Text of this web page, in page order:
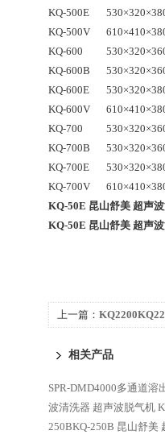
KQ-500E
KQ-500V
KQ-600
KQ-600B
KQ-600E
KQ-600V
KQ-700
KQ-700B
KQ-700E
KQ-700V
KQ-50E 昆山舒美 超声
KQ-50E 昆山舒美 超声
上一篇：
相关产品
SPR-DMD4000多通道溶
波清洗器 超声波脱气机
250BKQ-250B 昆山舒美